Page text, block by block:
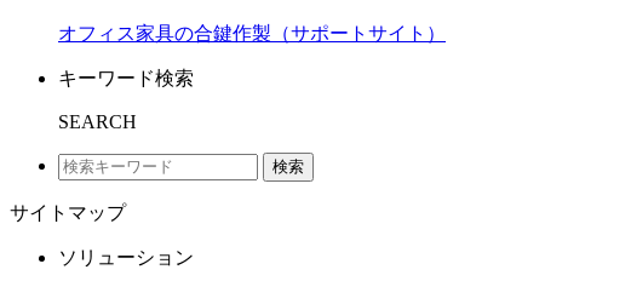
オフィス家具の合鍵作製（サポートサイト）
キーワード検索
SEARCH
検索
サイトマップ
ソリューション